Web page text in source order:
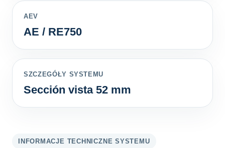
AEV
AE / RE750
SZCZEGÓŁY SYSTEMU
Sección vista 52 mm
INFORMACJE TECHNICZNE SYSTEMU